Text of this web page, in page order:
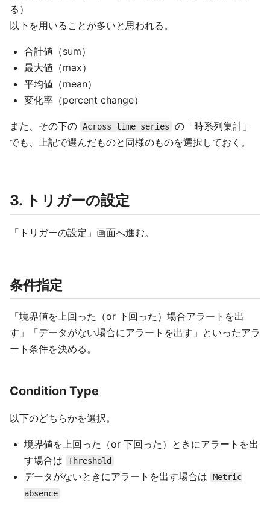
る）
以下を用いることが多いと思われる。
合計値（sum）
最大値（max）
平均値（mean）
変化率（percent change）
また、その下の Across time series
の「時系列集計」
でも、上記で選んだものと同様のものを選択しておく。
3. トリガーの設定
「トリガーの設定」画面へ進む。
条件指定
「境界値を上回った（or 下回った）場合アラートを出
す」「データがない場合にアラートを出す」といったアラ
ート条件を決める。
Condition Type
以下のどちらかを選択。
境界値を上回った（or 下回った）ときにアラートを出
す場合は
Threshold
データがないときにアラートを出す場合は
Metric
absence